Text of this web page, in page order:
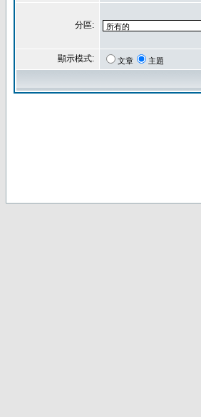
分區:
顯示模式: 文章 主題